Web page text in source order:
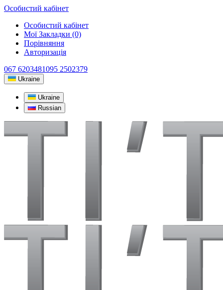
Особистий кабінет
Особистий кабінет
Мої Закладки (0)
Порівняння
Авторизація
067 6203481095 2502379
Ukraine
Ukraine
Russian